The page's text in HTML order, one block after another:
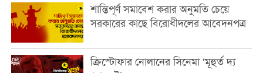
শান্তিপূর্ণ সমাবেশ করার অনুমতি চেয়ে
সরকারের কাছে বিরোধীদলের আবেদনপত্র
ক্রিস্টোফার নোলানের সিনেমা ‘মূহুর্ত দ্য